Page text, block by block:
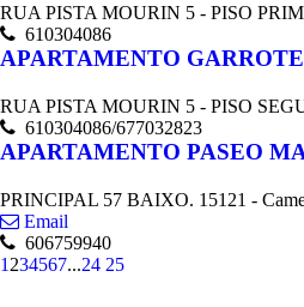
RUA PISTA MOURIN 5 - PISO
610304086
APARTAMENTO
RUA PISTA MOURIN 5 - PISO
610304086/677032823
APARTAMENTO PASEO
PRINCIPAL 57 BAIXO. 15121 -
Email
606759940
1 234567...24 25